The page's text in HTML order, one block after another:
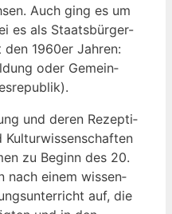
Auch ging es um
es als Staats­bür­ger-
1960er Jah­ren:
oder Gemein­
und deren Rezep­ti­
Kul­tur­wis­sen­schaf­ten
zu Beginn des 20.
nach einem wis­sen­
auf, die